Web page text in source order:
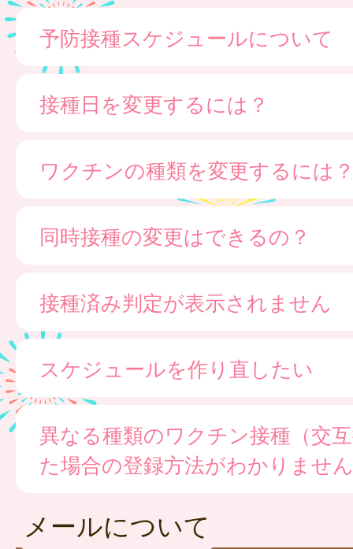
予防接種スケジュールについて
接種日を変更するには？
ワクチンの種類を変更するには
同時接種の変更はできるの？
接種済み判定が表示されません
スケジュールを作り直したい
異なる種類のワクチン接種（交
た場合の登録方法がわかりません
メールについて